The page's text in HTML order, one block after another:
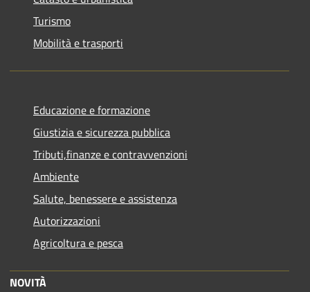
Turismo
Mobilità e trasporti
Educazione e formazione
Giustizia e sicurezza pubblica
Tributi,finanze e contravvenzioni
Ambiente
Salute, benessere e assistenza
Autorizzazioni
Agricoltura e pesca
NOVITÀ